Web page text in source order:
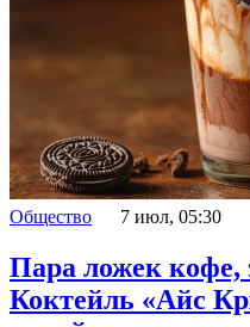
Общество 7 июл, 05:30
Пара ложек кофе,
Коктейль «Айс